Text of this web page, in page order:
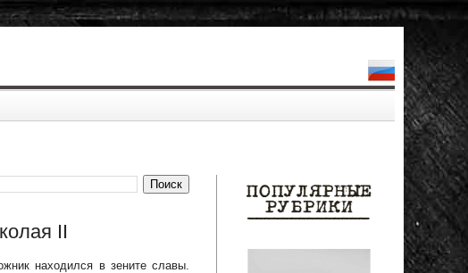
II
находился в зените славы.